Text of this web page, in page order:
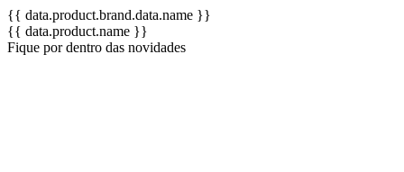
{{ data.product.brand.data.name }}
{{ data.product.name }}
Fique por dentro das novidades